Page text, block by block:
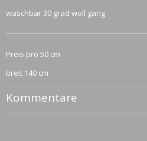
waschbar 30 grad woll gang
Preis pro 50 cm
breit 140 cm
Kommentare